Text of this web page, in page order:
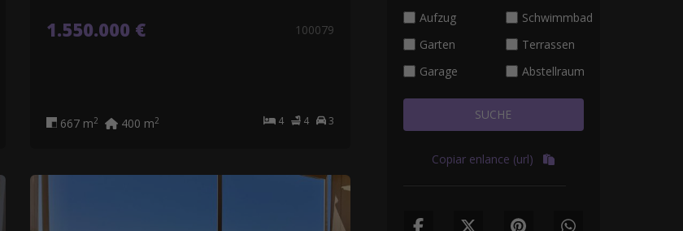
1.550.000 € 100079
4 4 3
667 m2 400 m2
Aufzug
Schwimmbad
Garten
Terrassen
Garage
Abstellraum
SUCHE
Copiar enlance (url)